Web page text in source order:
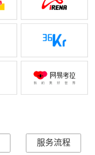
服务流程